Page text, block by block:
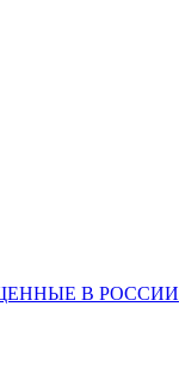
В РОССИИ